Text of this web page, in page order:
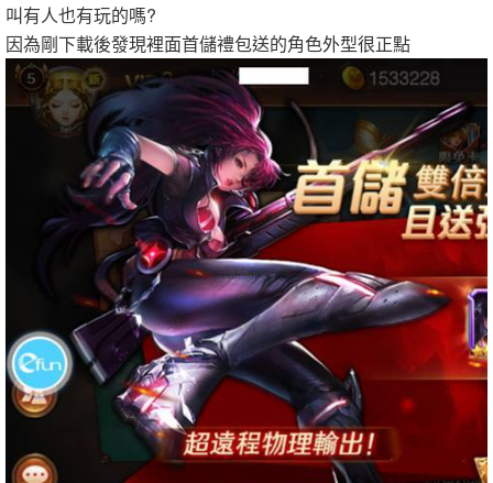
叫有人也有玩的嗎?
因為剛下載後發現裡面首儲禮包送的角色外型很正點